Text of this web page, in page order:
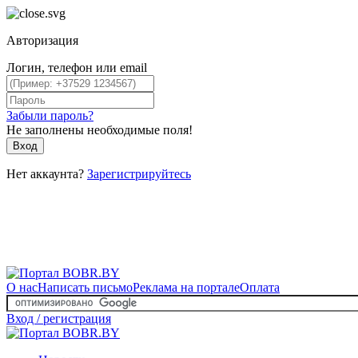
Авторизация
Логин, телефон или email
Забыли пароль?
Не заполнены необходимые поля!
Вход
Нет аккаунта? Зарегистрируйтесь
О насНаписать письмоРеклама на порталеОплата
Вход / регистрация